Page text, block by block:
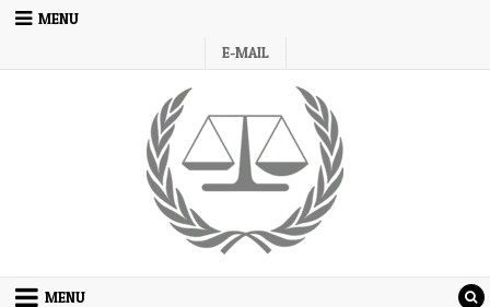
Skip
MENU
E-MAIL
MENU